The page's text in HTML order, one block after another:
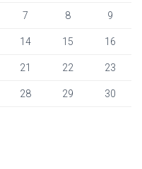
7 8 9
14 15 16
21 22 23
28 29 30